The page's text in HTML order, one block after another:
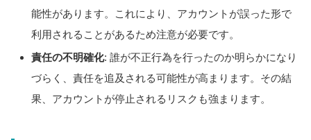
能性があります。これにより、アカウントが誤った形で
利用されることがあるため注意が必要です。
責任の不明確化: 誰が不正行為を行ったのか明らかになり
づらく、責任を追及される可能性が高まります。その結
果、アカウントが停止されるリスクも強まります。